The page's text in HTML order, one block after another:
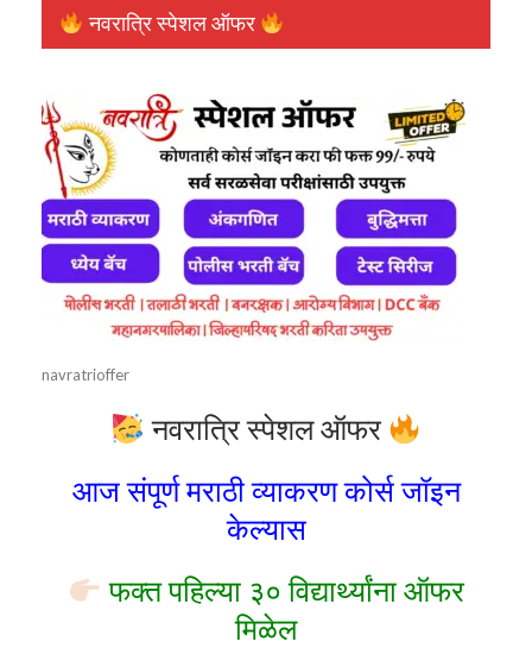
नवरात्रि स्पेशल ऑफर
navratrioffer
नवरात्रि स्पेशल ऑफर
आज संपूर्ण मराठी व्याकरण कोर्स जॉइन
केल्यास
फक्त पहिल्या ३० विद्यार्थ्यांना ऑफर
मिळेल